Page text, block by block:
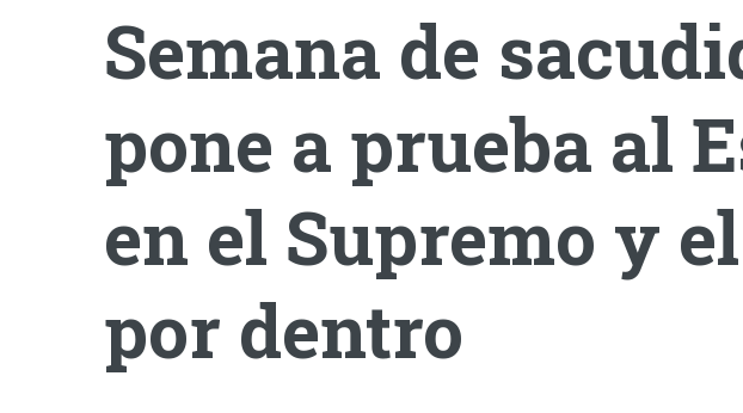
Semana de
pone a prueba al
en el Supremo y
por dentro